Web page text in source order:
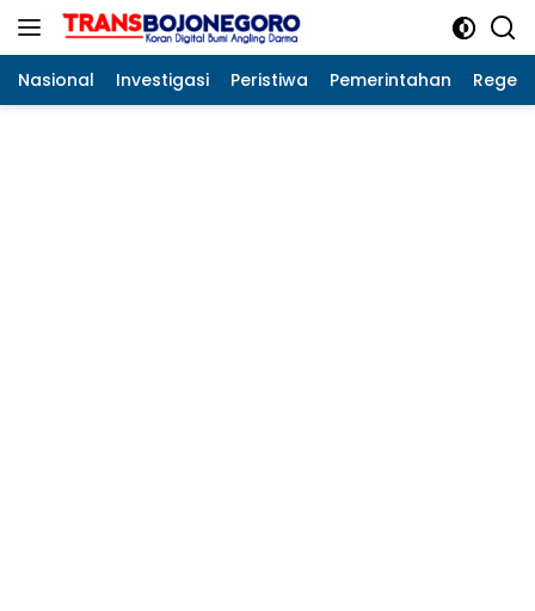
Langsung
Nasional Investigasi Peristiwa Pemerintahan